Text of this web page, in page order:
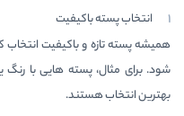
انتخاب پسته باکیفیت
همیشه پسته تازه و باکیفیت
شود. برای مثال، پسته هایی با
بهترین انتخاب هستند.